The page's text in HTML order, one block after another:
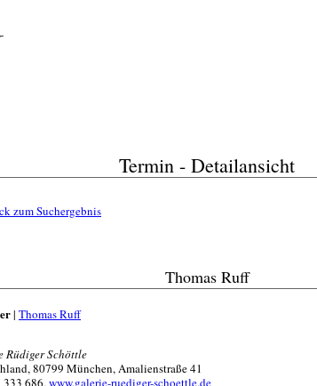
Termin - Detailansicht
zum Suchergebnis
Thomas Ruff
| Thomas Ruff
Rüdiger Schöttle
80799 München, Amalienstraße 41
333 686,www.galerie-ruediger-schoettle.de